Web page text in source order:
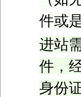
件或
进站
件，
身份